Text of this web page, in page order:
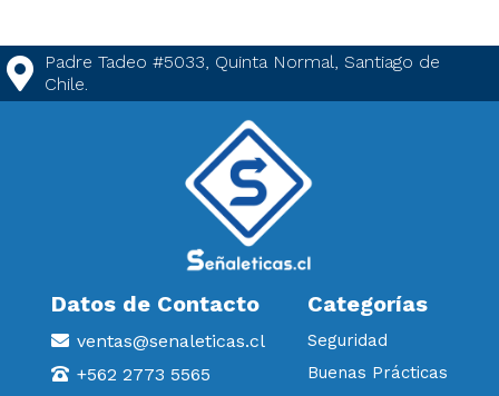
Padre Tadeo #5033, Quinta Normal, Santiago de
Chile.
Datos de Contacto
ventas@senaleticas.cl
+562 2773 5565
Categorías
Seguridad
Buenas Prácticas